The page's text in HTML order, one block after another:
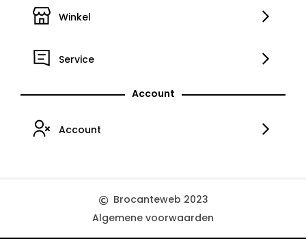
Winkel
Service
Account
Account
Brocanteweb 2023
Algemene voorwaarden